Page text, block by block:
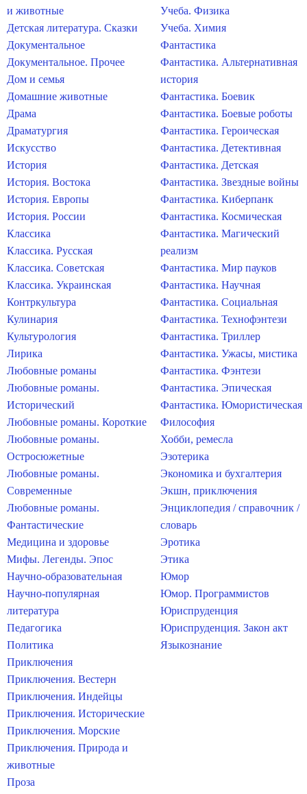
и животные
Детская литература. Сказки
Документальное
Документальное. Прочее
Дом и семья
Домашние животные
Драма
Драматургия
Искусство
История
История. Востока
История. Европы
История. России
Классика
Классика. Русская
Классика. Советская
Классика. Украинская
Контркультура
Кулинария
Культурология
Лирика
Любовные романы
Любовные романы.
Исторический
Любовные романы. Короткие
Любовные романы.
Остросюжетные
Любовные романы.
Современные
Любовные романы.
Фантастические
Медицина и здоровье
Мифы. Легенды. Эпос
Научно-образовательная
Научно-популярная
литература
Педагогика
Политика
Приключения
Приключения. Вестерн
Приключения. Индейцы
Приключения. Исторические
Приключения. Морские
Приключения. Природа и
животные
Проза
Учеба. Физика
Учеба. Химия
Фантастика
Фантастика. Альтернативная
история
Фантастика. Боевик
Фантастика. Боевые роботы
Фантастика. Героическая
Фантастика. Детективная
Фантастика. Детская
Фантастика. Звездные войны
Фантастика. Киберпанк
Фантастика. Космическая
Фантастика. Магический
реализм
Фантастика. Мир пауков
Фантастика. Научная
Фантастика. Социальная
Фантастика. Технофэнтези
Фантастика. Триллер
Фантастика. Ужасы, мистика
Фантастика. Фэнтези
Фантастика. Эпическая
Фантастика. Юмористическая
Философия
Хобби, ремесла
Эзотерика
Экономика и бухгалтерия
Экшн, приключения
Энциклопедия / справочник /
словарь
Эротика
Этика
Юмор
Юмор. Программистов
Юриспруденция
Юриспруденция. Закон акт
Языкознание